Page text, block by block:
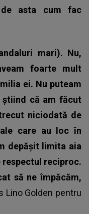
asta cum fac
mari). Nu,
foarte mult
ei. Nu puteam
că am făcut
niciodată de
care au loc în
depășit limita aia
respectul reciproc.
să ne împăcăm,
Lino Golden pentru